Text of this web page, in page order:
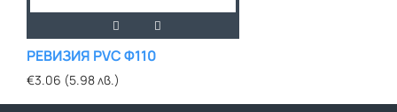
РЕВИЗИЯ PVC Ф110
€3.06 (5.98 лв.)